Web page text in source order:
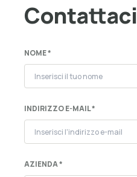
Contattaci
NOME *
INDIRIZZO E-MAIL *
AZIENDA *